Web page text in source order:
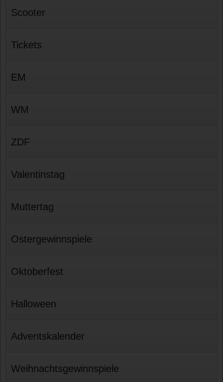
Scooter
Tickets
EM
WM
ZDF
Valentinstag
Muttertag
Ostergewinnspiele
Oktoberfest
Halloween
Adventskalender
Weihnachtsgewinnspiele